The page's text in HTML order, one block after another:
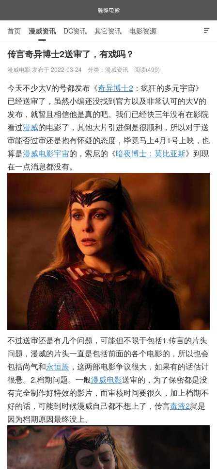

首页 漫威资讯 DC资讯 其它资讯 电影资源
电视剧资源 漫威图片
传言奇异博士2送审了，有戏吗？
漫威电影 发布于 2022-03-24 分类： 漫威资讯 阅读(499)
今天不少大V的号都发布《奇异博士2 ：疯狂的多元宇宙》
已经送审了，虽然小编还没找到官方以及非常认可的大V的
发布，就暂且相信他是真的吧。我们已经快三年没有在影院
看过漫威的电影了，其他大片引进倒是很顺利，所以对于送
审能否过审还是抱有怀疑的态度，毕竟马上4月1号上映，也
算是漫威电影宇宙的，索尼的《暗夜博士：莫比亚斯》到现
在一点消息都没有。
不过送审还是有几个问题，可能但不限于包括1.传言的片头
问题，漫威的片头一直是包括前面的各个电影的，所以也会
包括尚气和永恒族 ，这两部电影争议很大，如果有的话估计
很悬。2.档期问题。一般漫威电影送审的，为了保密都是没
有完全制作好特效的影片，而审核时间要很久，加上档期不
好的话，可能到时候漫威自己都不想上了，传言毒液2就是
因为档期原因最终没上。